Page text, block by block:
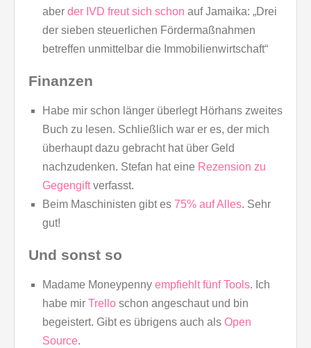
aber der IVD freut sich schon auf Jamaika: „Drei
der sieben steuerlichen Fördermaßnahmen
betreffen unmittelbar die Immobilienwirtschaft“
Finanzen
Habe mir schon länger überlegt Hörhans zweites
Buch zu lesen. Schließlich war er es, der mich
überhaupt dazu gebracht hat über Geld
nachzudenken. Stefan hat eine Rezension zu
Gegengiftverfasst.
Beim Maschinisten gibt es 75% auf Alles. Sehr
gut!
Und sonst so
Madame Moneypenny empfiehlt fünf Tools. Ich
habe mir Trello schon angeschaut und bin
begeistert. Gibt es übrigens auch als Open
Source.